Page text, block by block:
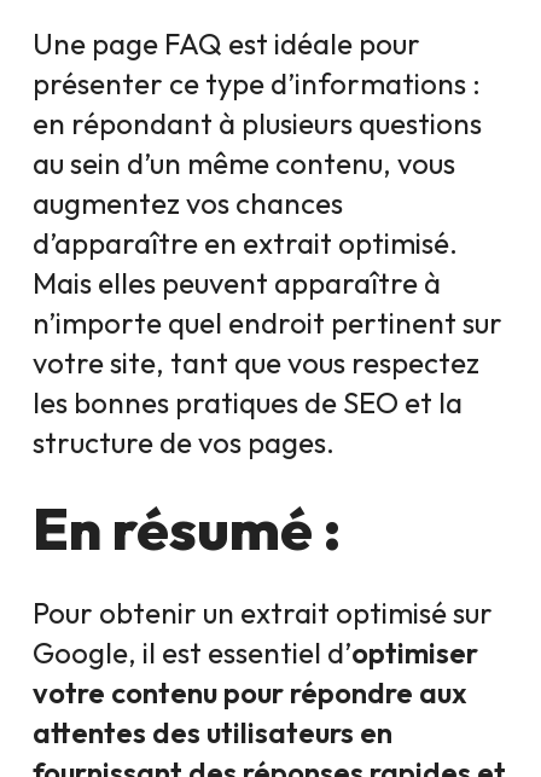
Une page FAQ est idéale pour
présenter ce type d’informations :
en répondant à plusieurs questions
au sein d’un même contenu, vous
augmentez vos chances
d’apparaître en extrait optimisé.
Mais elles peuvent apparaître à
n’importe quel endroit pertinent sur
votre site, tant que vous respectez
les bonnes pratiques de SEO et la
structure de vos pages.
En résumé :
Pour obtenir un extrait optimisé sur
Google, il est essentiel d’optimiser
votre contenu pour répondre aux
attentes des utilisateurs en